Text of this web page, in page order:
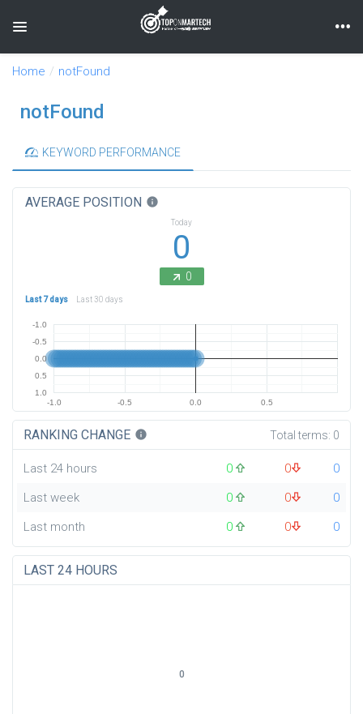
Toggle navigation
Home notFound
notFound
KEYWORD PERFORMANCE
AVERAGE POSITION info
Today
0
0
Last 7 days Last 30 days
-1.0 -0.5 0.0 0.5
-1.0
-0.5
0.0
0.5
1.0
RANKING CHANGE info Total terms: 0
Last 24 hours 0 0
0
Last week
0 0
0
Last month
0 0 0
LAST 24 HOURS
0